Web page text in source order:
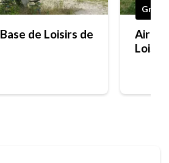
de Loisirs de
Aire